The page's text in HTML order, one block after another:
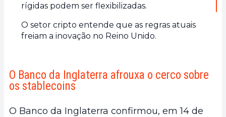
rígidas podem ser flexibilizadas.
O setor cripto entende que as regras atuais
freiam a inovação no Reino Unido.
O Banco da Inglaterra afrouxa o cerco sobre
os stablecoins
O Banco da Inglaterra confirmou, em 14 de